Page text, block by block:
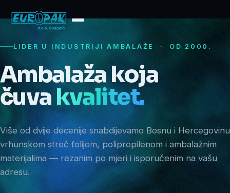
LIDER U INDUSTRIJI AMBALAŽE · OD 2000.
Ambalaža koja
čuva kvalitet.
Više od dvije decenije snabdijevamo Bosnu i Hercegovinu
vrhunskom streč folijom, polipropilenom i ambalažnim
materijalima — rezanim po mjeri i isporučenim na vašu
adresu.